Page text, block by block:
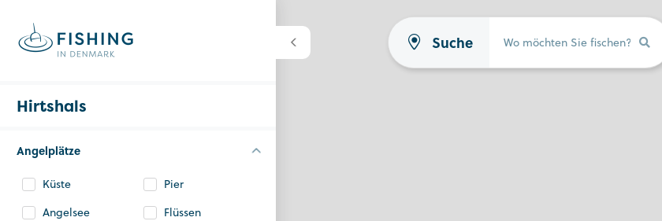
Hirtshals
Angelplätze
Küste
Pier
Angelsee
Flüssen
Suche